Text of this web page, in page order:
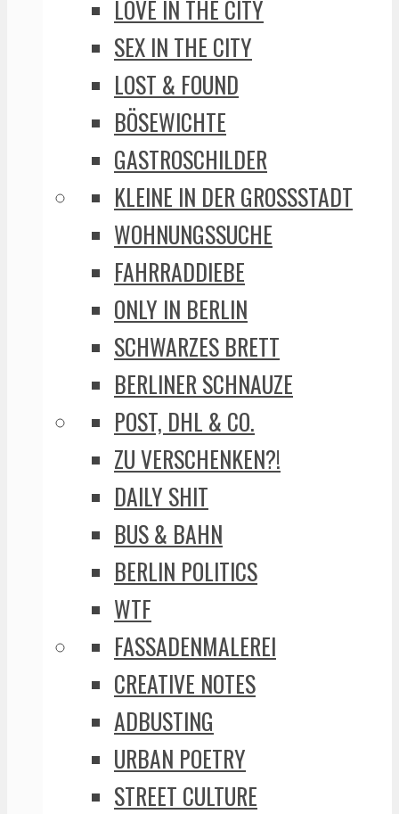
LOVE IN THE CITY
SEX IN THE CITY
LOST & FOUND
BÖSEWICHTE
GASTROSCHILDER
KLEINE IN DER GROSSSTADT
WOHNUNGSSUCHE
FAHRRADDIEBE
ONLY IN BERLIN
SCHWARZES BRETT
BERLINER SCHNAUZE
POST, DHL & CO.
ZU VERSCHENKEN?!
DAILY SHIT
BUS & BAHN
BERLIN POLITICS
WTF
FASSADENMALEREI
CREATIVE NOTES
ADBUSTING
URBAN POETRY
STREET CULTURE